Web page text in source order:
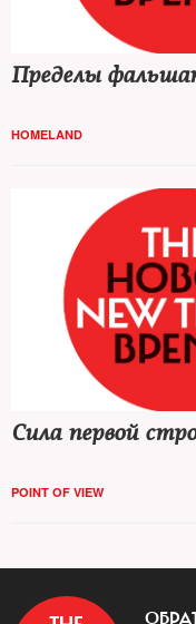
Пределы
HOMELAND
Сила первой
POINT OF VIEW